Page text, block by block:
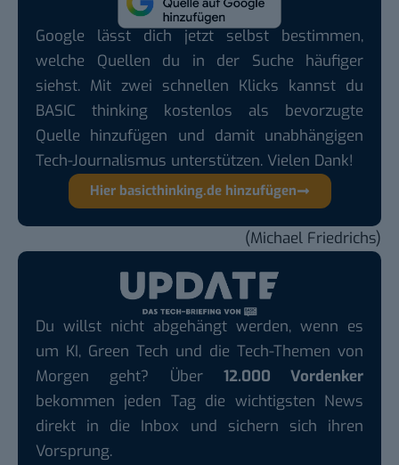
Google lässt dich jetzt selbst bestimmen,
welche Quellen du in der Suche häufiger
siehst. Mit zwei schnellen Klicks kannst du
BASIC thinking kostenlos als bevorzugte
Quelle hinzufügen und damit unabhängigen
Tech-Journalismus unterstützen. Vielen Dank!
Hier basicthinking.de hinzufügen
(Michael Friedrichs)
Du willst nicht abgehängt werden, wenn es
um KI, Green Tech und die Tech-Themen von
Morgen geht? Über 12.000 Vordenker
bekommen jeden Tag die wichtigsten News
direkt in die Inbox und sichern sich ihren
Vorsprung.